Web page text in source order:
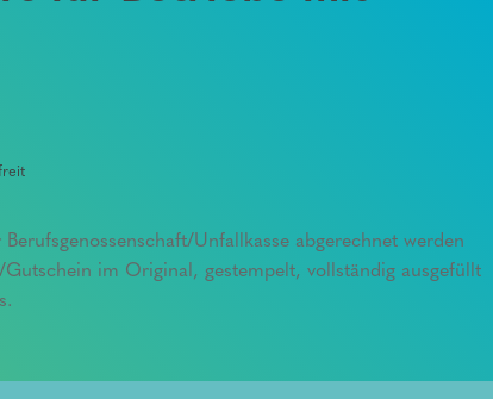
Unfallkasse abgerechnet werden
im Original, gestempelt, vollständig ausgefüllt